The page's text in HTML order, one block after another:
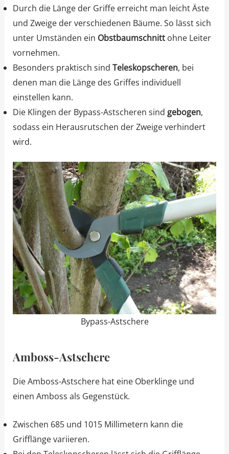
Durch die Länge der Griffe erreicht man leicht Äste
und Zweige der verschiedenen Bäume. So lässt sich
unter Umständen ein Obstbaumschnitt ohne Leiter
vornehmen.
Besonders praktisch sind Teleskopscheren, bei
denen man die Länge des Griffes individuell
einstellen kann.
Die Klingen der Bypass-Astscheren sind gebogen,
sodass ein Herausrutschen der Zweige verhindert
wird.
Bypass-Astschere
Amboss-Astschere
Die Amboss-Astschere hat eine Oberklinge und
einen Amboss als Gegenstück.
Zwischen 685 und 1015 Millimetern kann die
Grifflänge variieren.